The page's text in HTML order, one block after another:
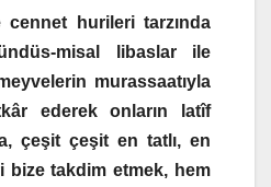
cennet hurileri tarzında
misal libaslar ile
murassaatıyla
ederek onların latîf
çeşit çeşit en tatlı, en
bize takdim etmek, hem